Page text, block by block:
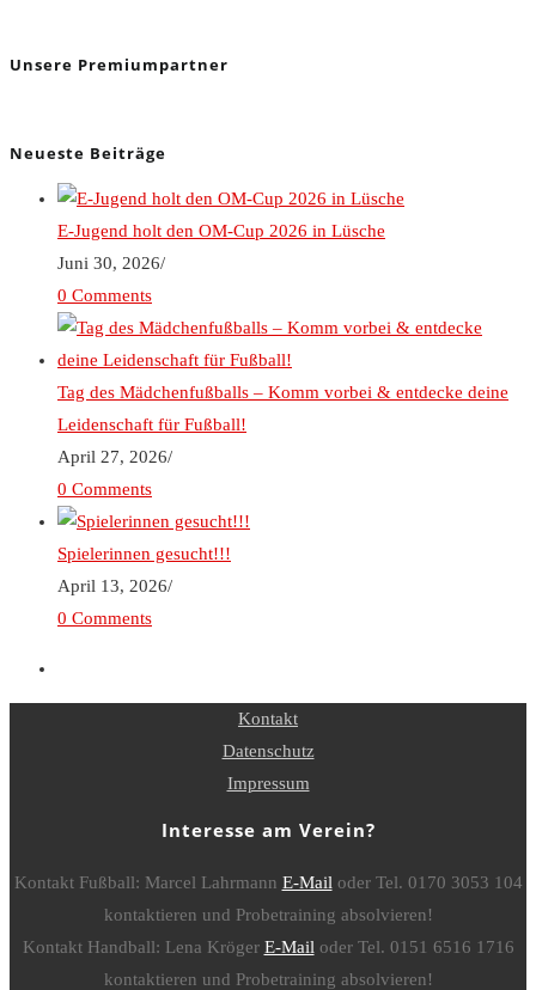
Unsere Premiumpartner
Neueste Beiträge
E-Jugend holt den OM-Cup 2026 in Lüsche
Juni 30, 2026/
0 Comments
Tag des Mädchenfußballs – Komm vorbei & entdecke deine
Leidenschaft für Fußball!
April 27, 2026/
0 Comments
Spielerinnen gesucht!!!
April 13, 2026/
0 Comments
Kontakt
Datenschutz
Impressum
Interesse am Verein?
Kontakt Fußball: Marcel Lahrmann E-Mail oder Tel. 0170 3053 104
kontaktieren und Probetraining absolvieren!
Kontakt Handball: Lena Kröger E-Mail oder Tel. 0151 6516 1716
kontaktieren und Probetraining absolvieren!